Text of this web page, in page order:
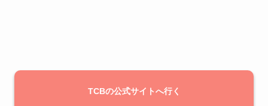
TCBの公式サイトへ行く